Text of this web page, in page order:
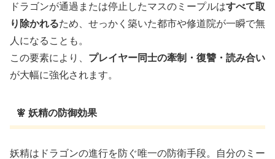
ドラゴンが通過または停止したマスのミープルはすべて取
り除かれるため、せっかく築いた都市や修道院が一瞬で無
人になることも。
この要素により、 プレイヤー同士の牽制・復讐・読み合い
が大幅に強化されます。
🧚 妖精の防御効果
妖精はドラゴンの進行を防ぐ唯一の防衛手段。自分のミー